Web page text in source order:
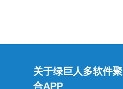
关于绿巨人多软件聚
合APP